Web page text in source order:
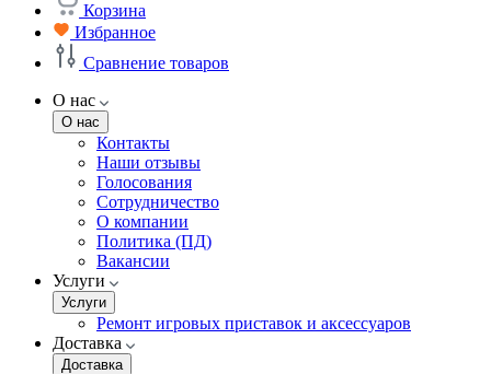
Корзина
Избранное
Сравнение товаров
О нас
О нас
Контакты
Наши отзывы
Голосования
Сотрудничество
О компании
Политика (ПД)
Вакансии
Услуги
Услуги
Ремонт игровых приставок и аксессуаров
Доставка
Доставка